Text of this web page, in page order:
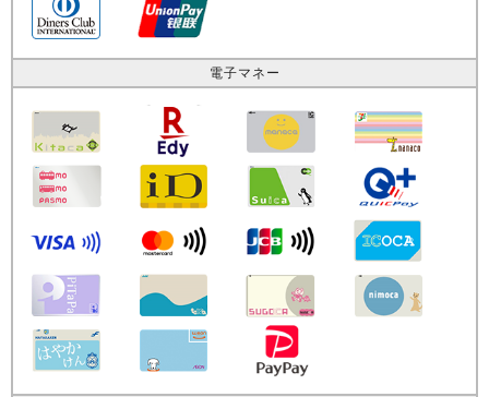
電子マネー